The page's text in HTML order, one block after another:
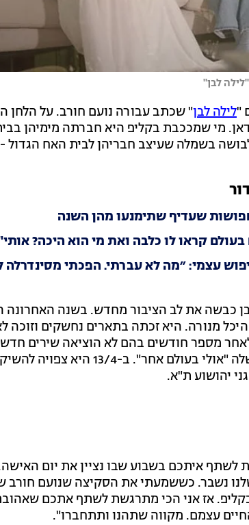
לבן"
"לילה לבן" שכתב עבורה נועם חורב. על הלחן
מי שמככבת בקליפ היא חברתה מימיהן
בשמלה שעיצב חבריהן לבית האח הגדול -
שעדיף שתימנעו מהן השנה
קראו לו כלבה ואת מי הוא היכה?
כבשה את לב הציבור מחדש. בשנה האחרונה
מנורה. היא זכתה בתארים נחשקים וזוכה
מספר חודשים בהם לא הוציאה שירים
נועם חורב, שגם חתום על הלהיט שלה
יהושוע ת"א.
איתכם בשבוע שבו נציין את יום האישה.
נשבר. כששמעתי את הסקיצה שנועם חורב
אז אני הכי מתרגשת לשתף אתכם
עצמם. מקווה שתהנו ותתחברו".